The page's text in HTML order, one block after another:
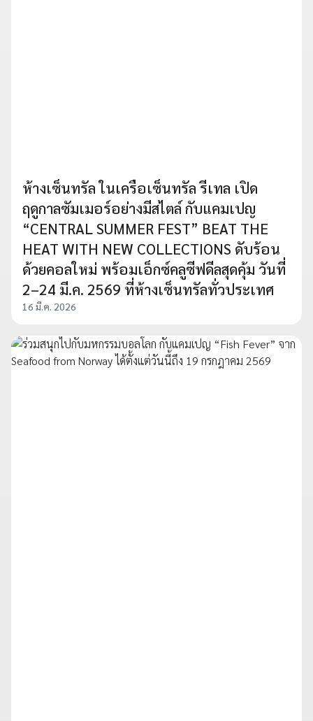
ห้างเซ็นทรัล ในเครือเซ็นทรัล รีเทล เปิด
ฤดูกาลซัมเมอร์อย่างมีสไตล์ กับแคมเปญ
“CENTRAL SUMMER FEST” BEAT THE
HEAT WITH NEW COLLECTIONS ดับร้อน
ด้วยคอลใหม่ พร้อมเอ็กซ์คลูซีฟดีลสุดคุ้ม วันที่
2–24 มี.ค. 2569 ที่ห้างเซ็นทรัลทั่วประเทศ
16 มี.ค. 2026